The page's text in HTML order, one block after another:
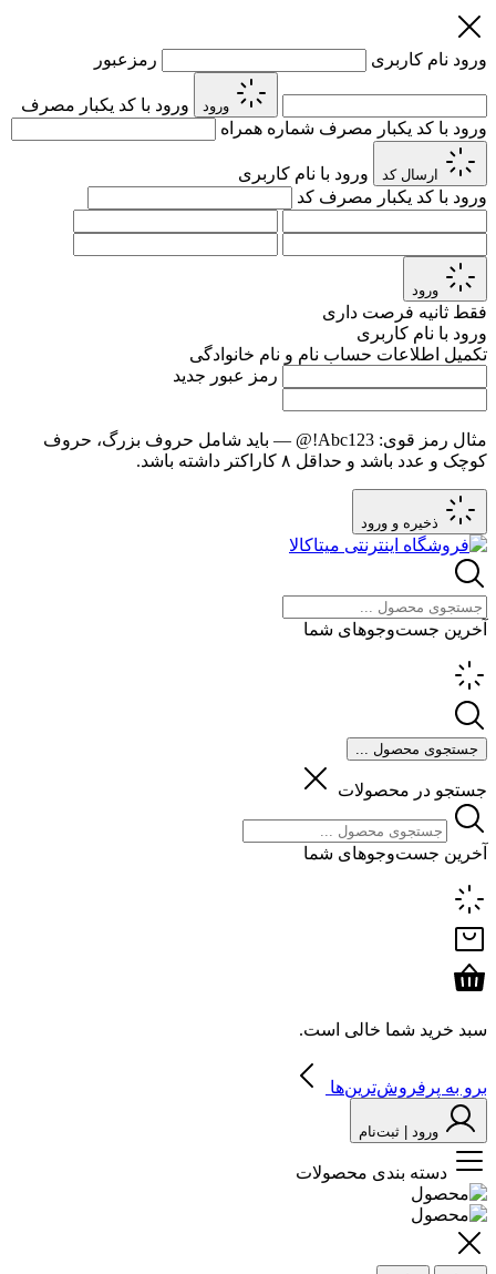
ورود نام کاربری رمزعبور
ورود
ورود با کد یکبار مصرف
ورود با کد یکبار مصرف شماره همراه
ارسال کد
ورود با نام کاربری
ورود با کد یکبار مصرف کد
ورود
فقط ثانیه فرصت داری
ورود با نام کاربری
تکمیل اطلاعات حساب نام و نام خانوادگی
رمز عبور جدید
مثال رمز قوی: Abc123!@
— باید شامل حروف بزرگ، حروف
کوچک و عدد باشد و حداقل ۸ کاراکتر داشته باشد.
ذخیره و ورود
آخرین جست‌وجوهای شما
جستجوی محصول ...
جستجو در محصولات
آخرین جست‌وجوهای شما
سبد خرید شما خالی است.
برو به پرفروش‌ترین‌ها
ورود | ثبت‌نام
دسته بندی محصولات